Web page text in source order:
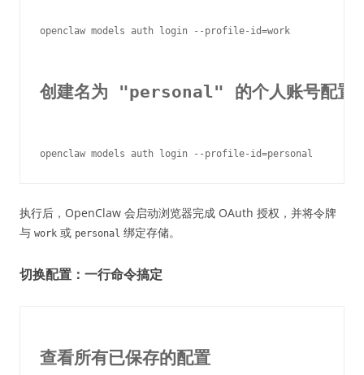
openclaw models auth login --profile-id=work
创建名为 "personal" 的个人账号配置
执行后，OpenClaw 会启动浏览器完成 OAuth 授权，并将令牌
与 work 或 personal 绑定存储。
切换配置：一行命令搞定
查看所有已保存的配置